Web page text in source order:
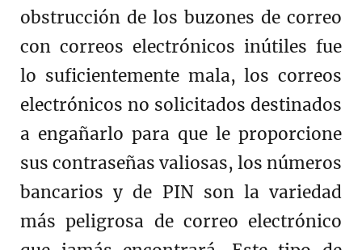
obstrucción de los buzones de correo
con correos electrónicos inútiles fue
lo suficientemente mala, los correos
electrónicos no solicitados destinados
a engañarlo para que le proporcione
sus contraseñas valiosas, los números
bancarios y de PIN son la variedad
más peligrosa de correo electrónico